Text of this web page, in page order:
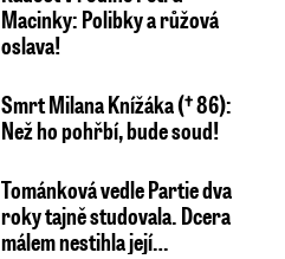
Macinky: Polibky a růžová
oslava!
Smrt Milana Knížáka († 86):
Než ho pohřbí, bude soud!
Tománková vedle Partie dva
roky tajně studovala. Dcera
málem nestihla její…